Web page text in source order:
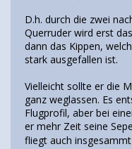
D.h. durch die zwei
Querruder wird erst
dann das Kippen,
stark ausgefallen ist.
Vielleicht sollte er die
ganz weglassen. Es
Flugprofil, aber bei
er mehr Zeit seine
fliegt auch